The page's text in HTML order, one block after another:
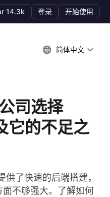
14.3k 登录 开始使用
简体中文
司选择
它的不足之
了快速的后端搭建，
不够强大。了解如何